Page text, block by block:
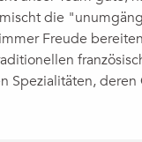
die
Freude
Spezialitäten, deren